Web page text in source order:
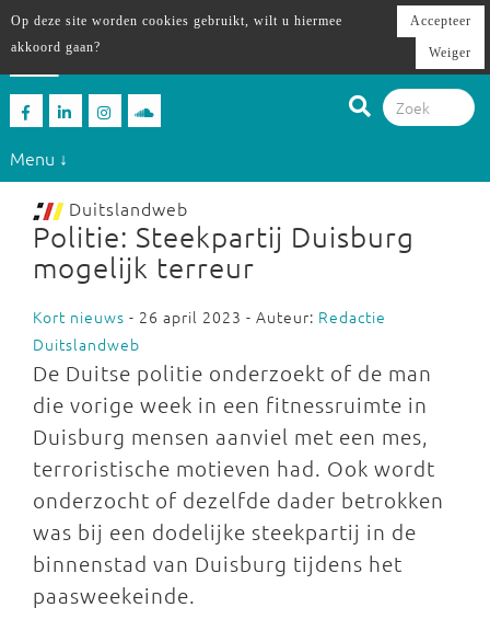
Menu ↓
Duitslandweb
Politie: Steekpartij Duisburg
mogelijk terreur
Kort nieuws - 26 april 2023 - Auteur: Redactie
Duitslandweb
De Duitse politie onderzoekt of de man
die vorige week in een fitnessruimte in
Duisburg mensen aanviel met een mes,
terroristische motieven had. Ook wordt
onderzocht of dezelfde dader betrokken
was bij een dodelijke steekpartij in de
binnenstad van Duisburg tijdens het
paasweekeinde.
Op deze site worden cookies gebruikt, wilt u hiermee
akkoord gaan?
Accepteer
Weiger